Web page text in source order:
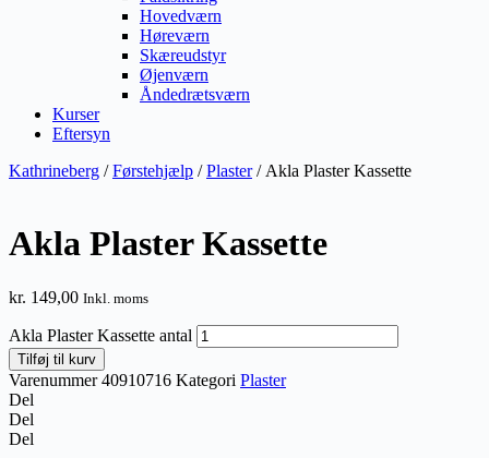
Hovedværn
Høreværn
Skæreudstyr
Øjenværn
Åndedrætsværn
Kurser
Eftersyn
Kathrineberg /Førstehjælp /Plaster/ Akla Plaster Kassette
Akla Plaster Kassette
kr. 149,00 Inkl. moms
Akla Plaster Kassette antal
Tilføj til kurv
Varenummer40910716 Kategori Plaster
Del
Del
Del